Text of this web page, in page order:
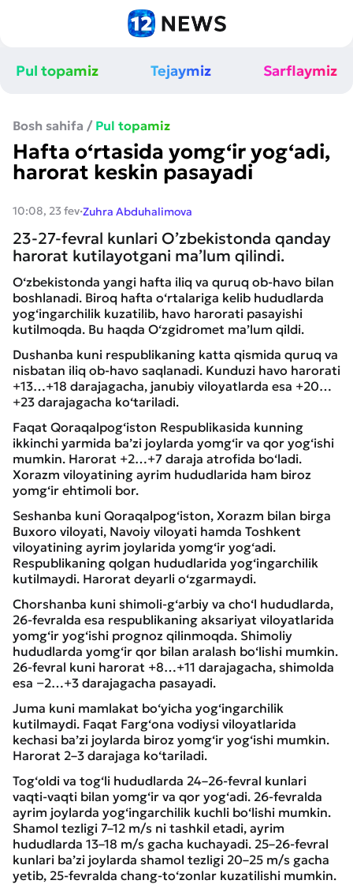
Pul topamiz Tejaymiz Sarflaymiz
Bosh sahifa / Pul topamiz
Hafta o‘rtasida yomg‘ir yog‘adi,
harorat keskin pasayadi
10:08, 23 fev·Zuhra Abduhalimova
23-27-fevral kunlari O’zbekistonda qanday
harorat kutilayotgani ma’lum qilindi.
O‘zbekistonda yangi hafta iliq va quruq ob-havo bilan
boshlanadi. Biroq hafta o‘rtalariga kelib hududlarda
yog‘ingarchilik kuzatilib, havo harorati pasayishi
kutilmoqda. Bu haqda O‘zgidromet ma’lum qildi.
Dushanba kuni respublikaning katta qismida quruq va
nisbatan iliq ob-havo saqlanadi. Kunduzi havo harorati
+13…+18 darajagacha, janubiy viloyatlarda esa +20…
+23 darajagacha ko‘tariladi.
Faqat Qoraqalpog‘iston Respublikasida kunning
ikkinchi yarmida ba’zi joylarda yomg‘ir va qor yog‘ishi
mumkin. Harorat +2…+7 daraja atrofida bo‘ladi.
Xorazm viloyatining ayrim hududlarida ham biroz
yomg‘ir ehtimoli bor.
Seshanba kuni Qoraqalpog‘iston, Xorazm bilan birga
Buxoro viloyati, Navoiy viloyati hamda Toshkent
viloyatining ayrim joylarida yomg‘ir yog‘adi.
Respublikaning qolgan hududlarida yog‘ingarchilik
kutilmaydi. Harorat deyarli o‘zgarmaydi.
Chorshanba kuni shimoli-g‘arbiy va cho‘l hududlarda,
26-fevralda esa respublikaning aksariyat viloyatlarida
yomg‘ir yog‘ishi prognoz qilinmoqda. Shimoliy
hududlarda yomg‘ir qor bilan aralash bo‘lishi mumkin.
26-fevral kuni harorat +8…+11 darajagacha, shimolda
esa −2…+3 darajagacha pasayadi.
Juma kuni mamlakat bo‘yicha yog‘ingarchilik
kutilmaydi. Faqat Farg‘ona vodiysi viloyatlarida
kechasi ba’zi joylarda biroz yomg‘ir yog‘ishi mumkin.
Harorat 2–3 darajaga ko‘tariladi.
Tog‘oldi va tog‘li hududlarda 24–26-fevral kunlari
vaqti-vaqti bilan yomg‘ir va qor yog‘adi. 26-fevralda
ayrim joylarda yog‘ingarchilik kuchli bo‘lishi mumkin.
Shamol tezligi 7–12 m/s ni tashkil etadi, ayrim
hududlarda 13–18 m/s gacha kuchayadi. 25–26-fevral
kunlari ba’zi joylarda shamol tezligi 20–25 m/s gacha
yetib, 25-fevralda chang-to‘zonlar kuzatilishi mumkin.